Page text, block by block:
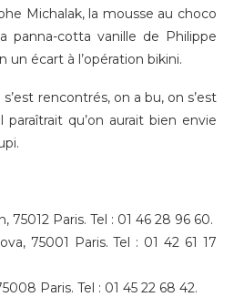
Michalak, la mousse au choco
panna-cotta vanille de Philippe
un écart à l’opération bikini.
rencontrés, on a bu, on s’est
qu’on aurait bien envie
75012 Paris. Tel : 01 46 28 96 60.
75001 Paris. Tel : 01 42 61 17
Paris. Tel : 01 45 22 68 42.